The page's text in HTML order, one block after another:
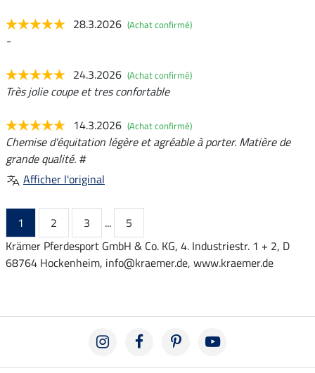
28.3.2026 (Achat confirmé)
-
24.3.2026 (Achat confirmé)
Très jolie coupe et tres confortable
14.3.2026 (Achat confirmé)
Chemise d'équitation légère et agréable à porter. Matière de
grande qualité. #
Afficher l'original
1 2 3 ...
5
Krämer Pferdesport GmbH & Co. KG, 4. Industriestr. 1 + 2, D
68764 Hockenheim, info@kraemer.de, www.kraemer.de